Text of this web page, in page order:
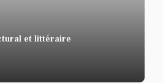
et littéraire